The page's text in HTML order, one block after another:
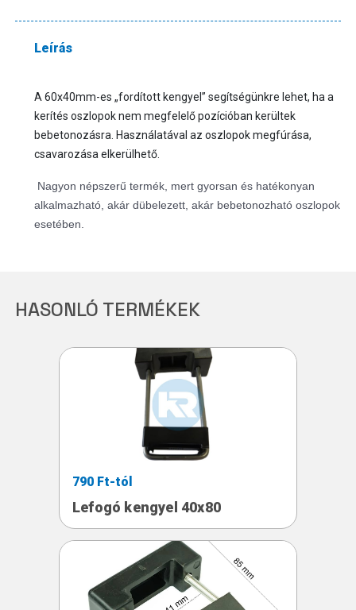
Leírás
A 60x40mm-es „fordított kengyel” segítségünkre lehet, ha a
kerítés oszlopok nem megfelelő pozícióban kerültek
bebetonozásra. Használatával az oszlopok megfúrása,
csavarozása elkerülhető.
Nagyon népszerű termék, mert gyorsan és hatékonyan
alkalmazható, akár dübelezett, akár bebetonozható oszlopok
esetében.
HASONLÓ TERMÉKEK
790 Ft-tól
Lefogó kengyel 40x80